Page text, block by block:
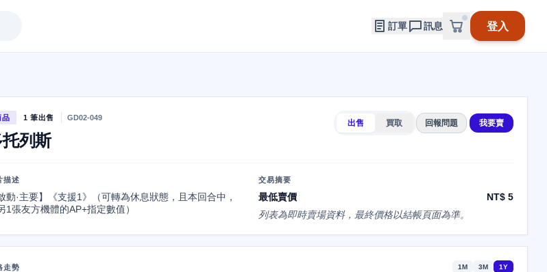
訂單 訊息 登入
品 1 筆出售 GD02-049
托列斯
出售 買取 回報問題 我要賣
描述
動·主要】《支援1》（可轉為休息狀態，且本回合中，
1張友方機體的AP+指定數值）
交易摘要
最低賣價
NT$ 5
列表為即時賣場資料，最終價格以結帳頁面為準。
走勢 1M 3M 1Y